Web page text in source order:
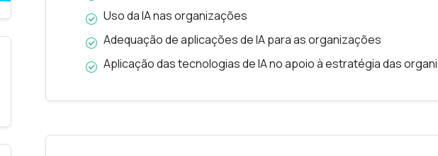
Uso da IA nas organizações
Adequação de aplicações de IA para as organizações
Aplicação das tecnologias de IA no apoio à estratégia das